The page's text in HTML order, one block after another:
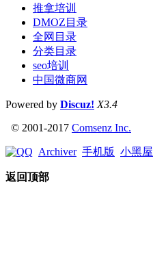
推拿培训
DMOZ目录
全网目录
分类目录
seo培训
中国微商网
Powered by Discuz! X3.4
© 2001-2017 Comsenz Inc.
Archiver 手机版 小黑屋
返回顶部